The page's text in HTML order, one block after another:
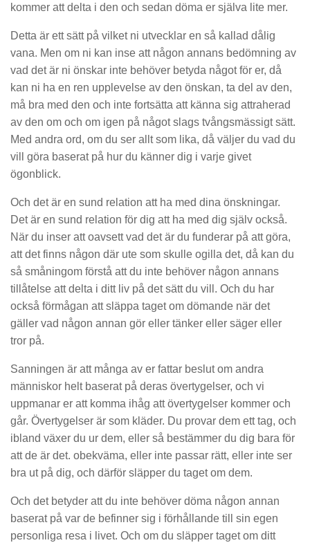
kommer att delta i den och sedan döma er själva lite mer.
Detta är ett sätt på vilket ni utvecklar en så kallad dålig
vana. Men om ni kan inse att någon annans bedömning av
vad det är ni önskar inte behöver betyda något för er, då
kan ni ha en ren upplevelse av den önskan, ta del av den,
må bra med den och inte fortsätta att känna sig attraherad
av den om och om igen på något slags tvångsmässigt sätt.
Med andra ord, om du ser allt som lika, då väljer du vad du
vill göra baserat på hur du känner dig i varje givet
ögonblick.
Och det är en sund relation att ha med dina önskningar.
Det är en sund relation för dig att ha med dig själv också.
När du inser att oavsett vad det är du funderar på att göra,
att det finns någon där ute som skulle ogilla det, då kan du
så småningom förstå att du inte behöver någon annans
tillåtelse att delta i ditt liv på det sätt du vill. Och du har
också förmågan att släppa taget om dömande när det
gäller vad någon annan gör eller tänker eller säger eller
tror på.
Sanningen är att många av er fattar beslut om andra
människor helt baserat på deras övertygelser, och vi
uppmanar er att komma ihåg att övertygelser kommer och
går. Övertygelser är som kläder. Du provar dem ett tag, och
ibland växer du ur dem, eller så bestämmer du dig bara för
att de är det. obekväma, eller inte passar rätt, eller inte ser
bra ut på dig, och därför släpper du taget om dem.
Och det betyder att du inte behöver döma någon annan
baserat på var de befinner sig i förhållande till sin egen
personliga resa i livet. Och om du släpper taget om ditt